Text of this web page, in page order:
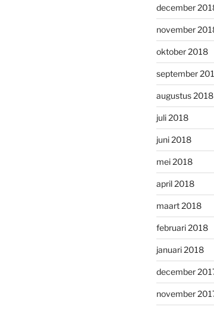
december
november
oktober 2018
september
augustus 2018
juli 2018
juni 2018
mei 2018
april 2018
maart 2018
februari 2018
januari 2018
december
november